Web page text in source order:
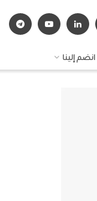
انضم إلينا